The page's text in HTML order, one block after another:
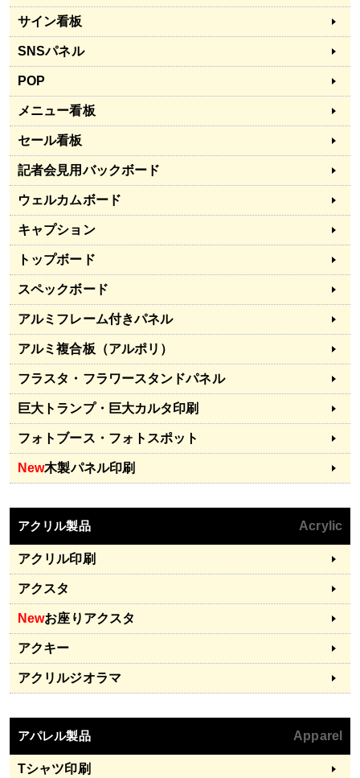
サイン看板
SNSパネル
POP
メニュー看板
セール看板
記者会見用バックボード
ウェルカムボード
キャプション
トップボード
スペックボード
アルミフレーム付きパネル
アルミ複合板（アルポリ）
フラスタ・フラワースタンドパネル
巨大トランプ・巨大カルタ印刷
フォトブース・フォトスポット
New木製パネル印刷
アクリル製品 Acrylic
アクリル印刷
アクスタ
Newお座りアクスタ
アクキー
アクリルジオラマ
アパレル製品 Apparel
Tシャツ印刷